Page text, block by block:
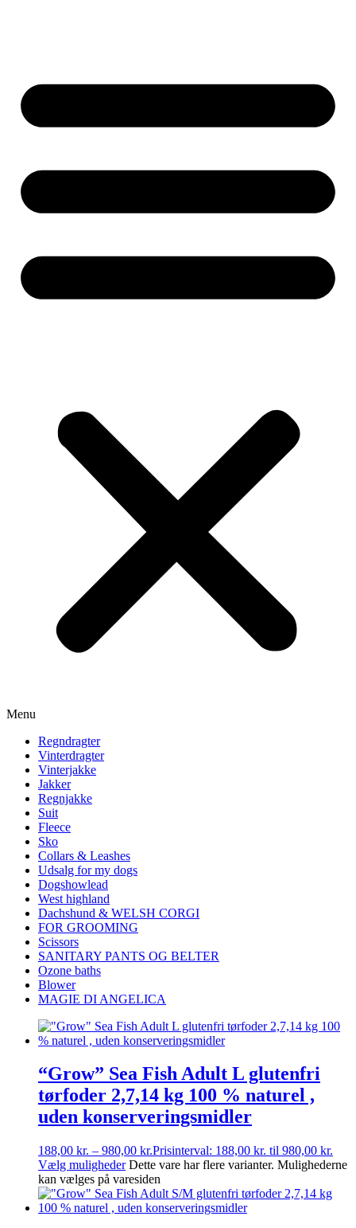
Menu
Regndragter
Vinterdragter
Vinterjakke
Jakker
Regnjakke
Suit
Fleece
Sko
Collars & Leashes
Udsalg for my dogs
Dogshowlead
West highland
Dachshund & WELSH CORGI
FOR GROOMING
Scissors
SANITARY PANTS OG BELTER
Ozone baths
Blower
MAGIE DI ANGELICA
“Grow” Sea Fish Adult L glutenfri
tørfoder 2,7,14 kg 100 % naturel ,
uden konserveringsmidler
188,00 kr. – 980,00 kr.Prisinterval: 188,00 kr. til 980,00 kr.
Vælg muligheder Dette vare har flere varianter. Mulighederne
kan vælges på varesiden